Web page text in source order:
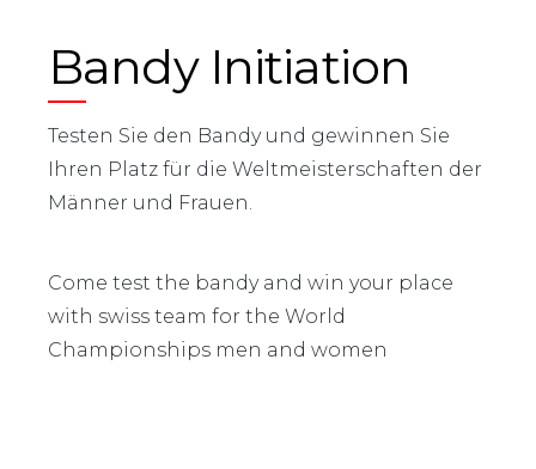
Bandy Initiation
Testen Sie den Bandy und gewinnen Sie
Ihren Platz für die Weltmeisterschaften der
Männer und Frauen.
Come test the bandy and win your place
with swiss team for the World
Championships men and women